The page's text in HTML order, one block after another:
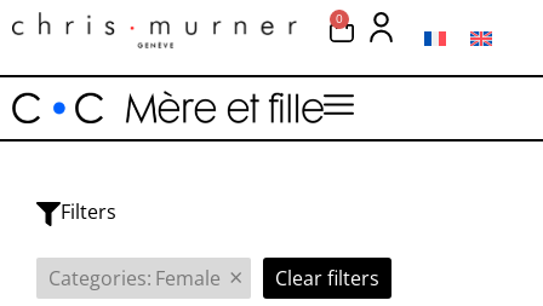
0
Filters
Categories: Female × Clear filters